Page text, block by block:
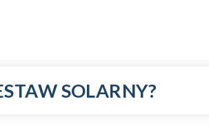
SOLARNY?